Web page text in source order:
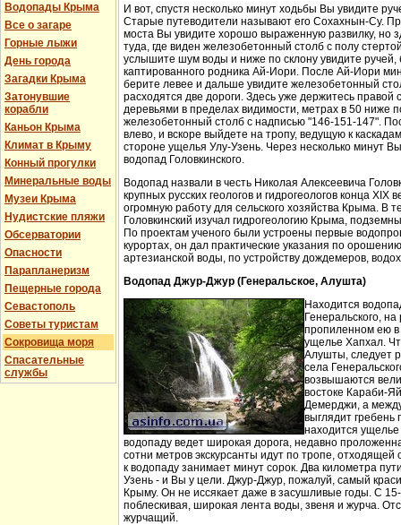
Водопады Крыма
Все о загаре
Горные лыжи
День города
Загадки Крыма
Затонувшие
корабли
Каньон Крыма
Климат в Крыму
Конный прогулки
Минеральные воды
Музеи Крыма
Нудистские пляжи
Обсерватории
Опасности
Парапланеризм
Пещерные города
Севастополь
Советы туристам
Сокровища моря
Спасательные
службы
И вот, спустя несколько минут ходьбы Вы увидите
Старые путеводители называют его Сохахнын-Су.
моста Вы увидите хорошо выраженную развилку, но
туда, где виден железобетонный столб с полу
услышите шум воды и ниже по склону увидите
каптированного родника Ай-Иори. После Ай-Иори
берите левее и дальше увидите железобетонный
расходятся две дороги. Здесь уже держитесь правой
деревьями в пределах видимости, метрах в 50 ниже
железобетонный столб с надписью "146-151-147".
влево, и вскоре выйдете на тропу, ведущую к
стороне ущелья Улу-Узень. Через несколько минут
водопад Головкинского.
Водопад назвали в честь Николая Алексеевича
крупных русских геологов и гидрогеологов конца XIX
огромную работу для сельского хозяйства Крыма. В
Головкинский изучал гидрогеологию Крыма,
По проектам ученого были устроены первые
курортах, он дал практические указания по
артезианской воды, по устройству дождемеров,
Водопад Джур-Джур (Генеральское, Алушта)
Находится
Генеральского,
пропиленном ею в
ущелье Хапхал.
Алушты, следует
села
возвышаются
востоке Караби-
Демерджи, а
выглядит гребень
находится
водопаду ведет широкая дорога, недавно
сотни метров экскурсанты идут по тропе, отходящей
к водопаду занимает минут сорок. Два километра
Узень - и Вы у цели. Джур-Джур, пожалуй, самый
Крыму. Он не иссякает даже в засушливые годы. С
поблескивая, широкая лента воды, звеня и журча.
журчащий.